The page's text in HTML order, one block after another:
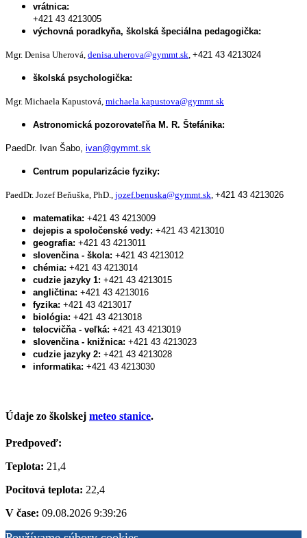
vrátnica:
+421 43 4213005
výchovná poradkyňa, školská špeciálna pedagogička:
Mgr. Denisa Uherová, denisa.uherova@gymmt.sk +421 43 4213024
školská psychologička:
Mgr. Michaela Kapustová, michaela.kapustova@gymmt.sk
Astronomická pozorovateľňa M. R. Štefánika:
PaedDr. Ivan Šabo, ivan@gymmt.sk
Centrum popularizácie fyziky:
PaedDr. Jozef Beňuška, PhD., jozef.benuska@gymmt.sk +421 43 4213026
matematika: +421 43 4213009
dejepis a spoločenské vedy: +421 43 4213010
geografia: +421 43 4213011
slovenčina - škola: +421 43 4213012
chémia: +421 43 4213014
cudzie jazyky 1: +421 43 4213015
angličtina: +421 43 4213016
fyzika: +421 43 4213017
biológia: +421 43 4213018
telocvičňa - veľká: +421 43 4213019
slovenčina - knižnica: +421 43 4213023
cudzie jazyky 2: +421 43 4213028
informatika: +421 43 4213030
Údaje zo školskej meteo stanice.
Predpoveď:
Teplota: 21,4
Pocitová teplota: 22,4
V čase: 09.08.2026 9:39:26